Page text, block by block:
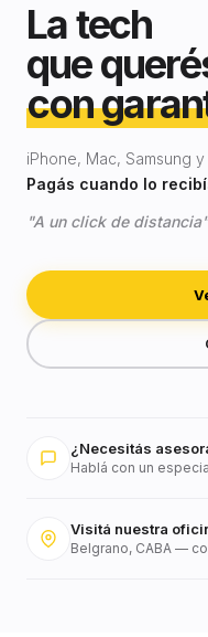
La tech
que
con
iPhone, Mac, Samsung y
Pagás cuando lo
"A un click de distancia"
¿Necesitás
Hablá con un
Visitá nuestra
Belgrano, CABA —